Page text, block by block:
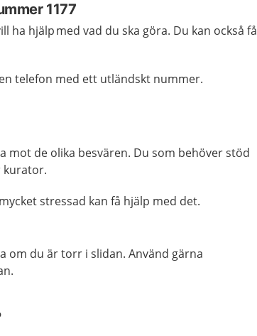
1177
ha hjälp med vad du ska göra. Du kan också få
telefon med ett utländskt nummer.
mot de olika besvären. Du som behöver stöd
kurator.
stressad kan få hjälp med det.
om du är torr i slidan. Använd gärna